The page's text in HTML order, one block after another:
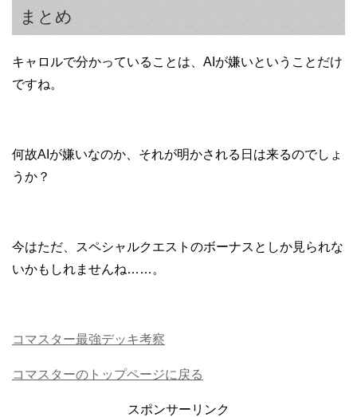
まとめ
キャロルで分かっていることは、AIが嫌いということだけ
ですね。
何故AIが嫌いなのか、それが明かされる日は来るのでしょ
うか？
今はただ、スペシャルクエストのボーナスとしか見られな
いかもしれませんね……。
コマスター最強デッキ考察
コマスターのトップページに戻る
スポンサーリンク